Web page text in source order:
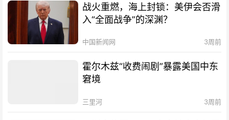
战火重燃，海上封锁：美伊会否滑
入“全面战争”的深渊？
中国新闻网 3周前
霍尔木兹“收费闹剧”暴露美国中东
窘境
三里河 3周前